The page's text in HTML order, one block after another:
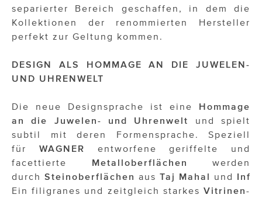
separierter Bereich geschaffen, in dem die
Kollektionen der renommierten Hersteller
perfekt zur Geltung kommen.
DESIGN ALS HOMMAGE AN DIE JUWELEN-
UND UHRENWELT
Die neue Designsprache ist eine Hommage
an die Juwelen- und Uhrenwelt
und spielt
subtil mit deren Formensprache. Speziell
für WAGNER entworfene geriffelte und
facettierte Metalloberflächen
werden
durch Steinoberflächen aus Taj Mahal und
Ein filigranes und zeitgleich starkes Vitrinen-